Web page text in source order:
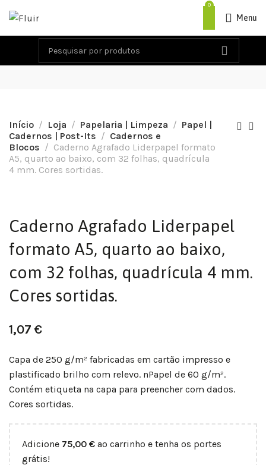
0
Menu
Início Loja Papelaria | Limpeza
Papel |
Cadernos | Post-Its
Cadernos e
Blocos
Caderno Agrafado Liderpapel formato
A5, quarto ao baixo, com 32 folhas, quadrícula
4 mm. Cores sortidas.
Caderno Agrafado Liderpapel
formato A5, quarto ao baixo,
com 32 folhas, quadrícula 4 mm.
Cores sortidas.
1,07 €
Capa de 250 g/m² fabricadas em cartão impresso e
plastificado brilho com relevo. nPapel de 60 g/m².
Contém etiqueta na capa para preencher com dados.
Cores sortidas.
Adicione 75,00 € ao carrinho e tenha os portes
grátis!